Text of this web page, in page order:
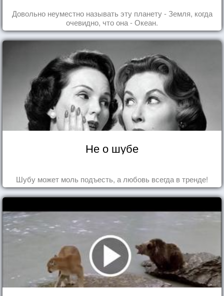
Довольно неуместно называть эту планету - Земля, когда
очевидно, что она - Океан.
Не о шубе
Шубу может моль подъесть, а любовь всегда в тренде!